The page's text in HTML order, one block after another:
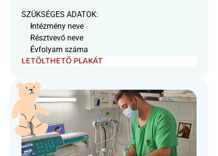
SZÜKSÉGES ADATOK:
Intézmény neve
Résztvevő neve
Évfolyam száma
LETÖLTHETŐ PLAKÁT